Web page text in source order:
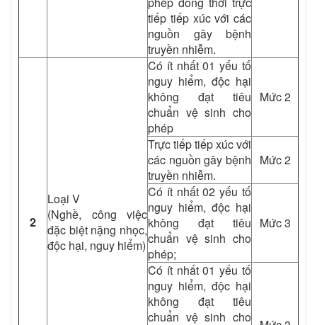
tiếp tiếp xúc với các
nguồn gây bệnh
truyền nhiễm.
2
Loại V
(Nghề, công việc
đặc biệt nặng nhọc,
độc hại, nguy hiểm)
Có ít nhất 01 yếu tố
nguy hiểm, độc hại
không đạt tiêu
chuẩn vệ sinh cho
phép
Mức 2
Trực tiếp tiếp xúc với
các nguồn gây bệnh
truyền nhiễm.
Mức 2
Có ít nhất 02 yếu tố
nguy hiểm, độc hại
không đạt tiêu
chuẩn vệ sinh cho
phép;
Mức 3
Có ít nhất 01 yếu tố
nguy hiểm, độc hại
không đạt tiêu
chuẩn vệ sinh cho